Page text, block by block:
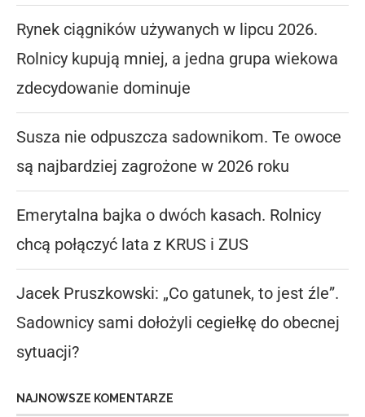
Rynek ciągników używanych w lipcu 2026.
Rolnicy kupują mniej, a jedna grupa wiekowa
zdecydowanie dominuje
Susza nie odpuszcza sadownikom. Te owoce
są najbardziej zagrożone w 2026 roku
Emerytalna bajka o dwóch kasach. Rolnicy
chcą połączyć lata z KRUS i ZUS
Jacek Pruszkowski: „Co gatunek, to jest źle”.
Sadownicy sami dołożyli cegiełkę do obecnej
sytuacji?
NAJNOWSZE KOMENTARZE